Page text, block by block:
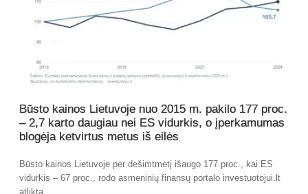
Būsto kainos Lietuvoje nuo 2015 m. pakilo 177 proc.
– 2,7 karto daugiau nei ES vidurkis, o įperkamumas
blogėja ketvirtus metus iš eilės
Būsto kainos Lietuvoje per dešimtmetį išaugo 177 proc., kai ES
vidurkis – 67 proc., rodo asmeninių finansų portalo investuotojui.lt
atlikta